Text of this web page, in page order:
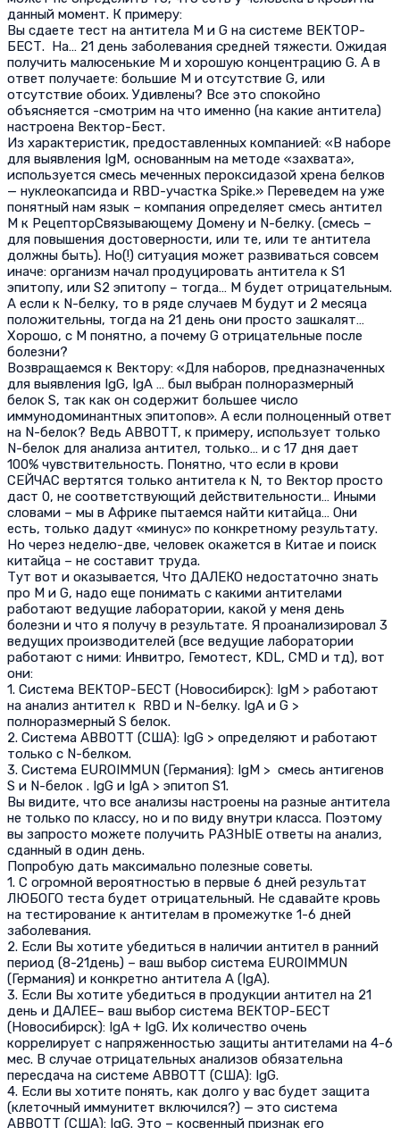
данный момент. К примеру:
Вы сдаете тест на антитела М и G на системе ВЕКТОР-
БЕСТ. На… 21 день заболевания средней тяжести. Ожидая
получить малюсенькие М и хорошую концентрацию G. А в
ответ получаете: большие М и отсутствие G, или
отсутствие обоих. Удивлены? Все это спокойно
объясняется -смотрим на что именно (на какие антитела)
настроена Вектор-Бест.
Из характеристик, предоставленных компанией: «В наборе
для выявления IgM, основанным на методе «захвата»,
используется смесь меченных пероксидазой хрена белков
— нуклеокапсида и RBD-участка Spike.» Переведем на уже
понятный нам язык – компания определяет смесь антител
М к РецепторСвязывающему Домену и N-белку. (смесь –
для повышения достоверности, или те, или те антитела
должны быть). Но(!) ситуация может развиваться совсем
иначе: организм начал продуцировать антитела к S1
эпитопу, или S2 эпитопу – тогда… М будет отрицательным.
А если к N-белку, то в ряде случаев М будут и 2 месяца
положительны, тогда на 21 день они просто зашкалят…
Хорошо, с М понятно, а почему G отрицательные после
болезни?
Возвращаемся к Вектору: «Для наборов, предназначенных
для выявления IgG, IgA … был выбран полноразмерный
белок S, так как он содержит большее число
иммунодоминантных эпитопов». А если полноценный ответ
на N-белок? Ведь ABBOTT, к примеру, использует только
N-белок для анализа антител, только… и с 17 дня дает
100% чувствительность. Понятно, что если в крови
СЕЙЧАС вертятся только антитела к N, то Вектор просто
даст 0, не соответствующий действительности… Иными
словами – мы в Африке пытаемся найти китайца… Они
есть, только дадут «минус» по конкретному результату.
Но через неделю-две, человек окажется в Китае и поиск
китайца – не составит труда.
Тут вот и оказывается, Что ДАЛЕКО недостаточно знать
про М и G, надо еще понимать с какими антителами
работают ведущие лаборатории, какой у меня день
болезни и что я получу в результате. Я проанализировал 3
ведущих производителей (все ведущие лаборатории
работают с ними: Инвитро, Гемотест, KDL, CMD и тд), вот
они:
1. Система ВЕКТОР-БЕСТ (Новосибирск): IgM > работают
на анализ антител к RBD и N-белку. IgA и G >
полноразмерный S белок.
2. Система ABBOTT (США): IgG > определяют и работают
только с N-белком.
3. Система EUROIMMUN (Германия): IgM > смесь антигенов
S и N-белок . IgG и IgA > эпитоп S1.
Вы видите, что все анализы настроены на разные антитела
не только по классу, но и по виду внутри класса. Поэтому
вы запросто можете получить РАЗНЫЕ ответы на анализ,
сданный в один день.
Попробую дать максимально полезные советы.
1. С огромной вероятностью в первые 6 дней результат
ЛЮБОГО теста будет отрицательный. Не сдавайте кровь
на тестирование к антителам в промежутке 1-6 дней
заболевания.
2. Если Вы хотите убедиться в наличии антител в ранний
период (8-21день) – ваш выбор система EUROIMMUN
(Германия) и конкретно антитела А (IgA).
3. Если Вы хотите убедиться в продукции антител на 21
день и ДАЛЕЕ– ваш выбор система ВЕКТОР-БЕСТ
(Новосибирск): IgA + IgG. Их количество очень
коррелирует с напряженностью защиты антителами на 4-6
мес. В случае отрицательных анализов обязательна
пересдача на системе ABBOTT (США): IgG.
4. Если вы хотите понять, как долго у вас будет защита
(клеточный иммунитет включился?) — это система
ABBOTT (США): IgG. Это – косвенный признак его